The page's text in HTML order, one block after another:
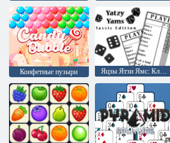
Конфетные пузыри Яцзы Ятзи Ямс: Классическая версия